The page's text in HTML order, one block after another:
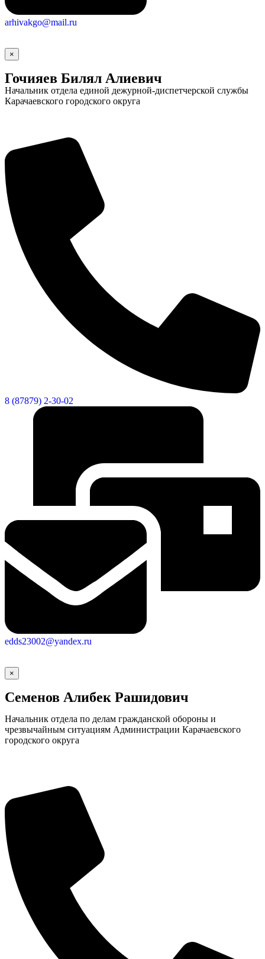
arhivakgo@mail.ru
×
Гочияев Билял Алиевич
Начальник отдела единой дежурной-диспетчерской службы
Карачаевского городского округа
8 (87879) 2-30-02
edds23002@yandex.ru
×
Семенов Алибек Рашидович
Начальник отдела по делам гражданской обороны и
чрезвычайным ситуациям Администрации Карачаевского
городского округа